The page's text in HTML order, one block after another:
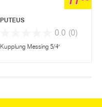
PUTEUS
0.0 (0)
Kupplung Messing 5/4"